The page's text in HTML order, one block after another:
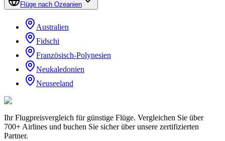
Flüge nach Ozeanien
Australien
Fidschi
Französisch-Polynesien
Neukaledonien
Neuseeland
Ihr Flugpreisvergleich für günstige Flüge. Vergleichen Sie über
700+ Airlines und buchen Sie sicher über unsere zertifizierten
Partner.